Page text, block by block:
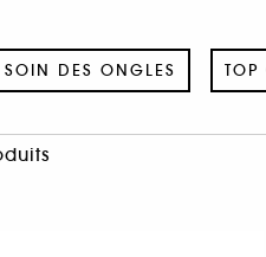
SOIN DES ONGLES TOP